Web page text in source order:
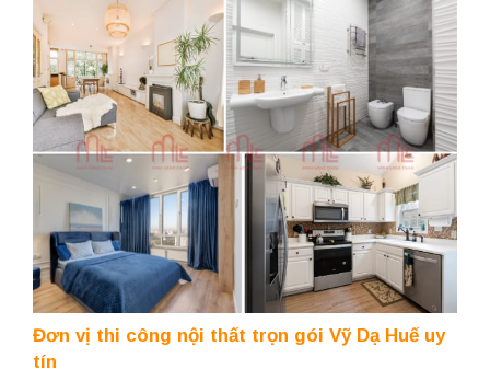
Đơn vị thi công nội thất trọn gói Vỹ Dạ Huế uy
tín